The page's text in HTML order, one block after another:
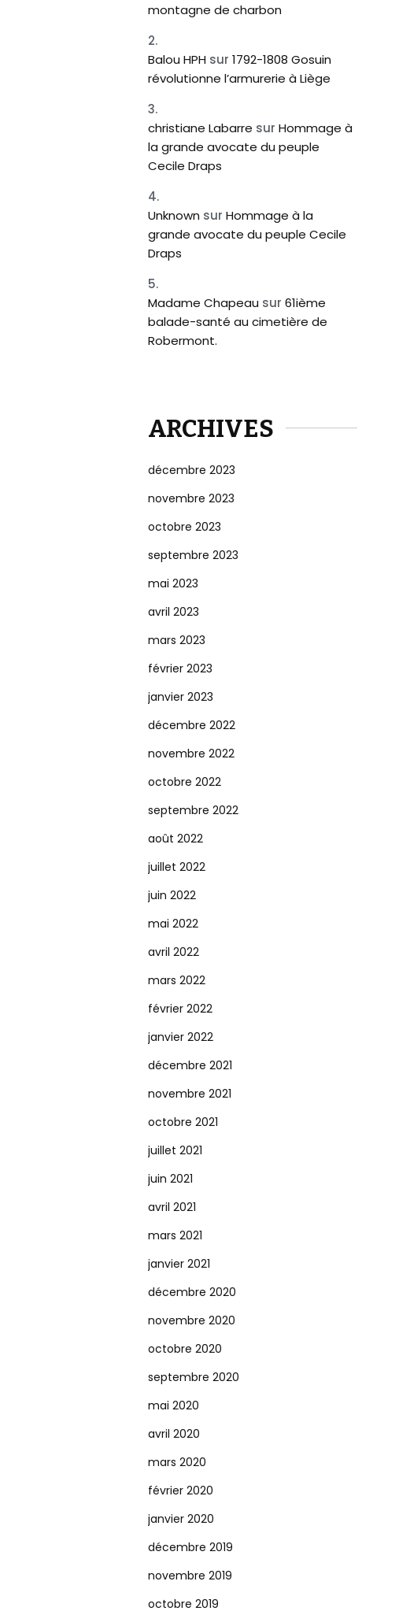
montagne de charbon
Balou HPH sur 1792-1808 Gosuin
révolutionne l’armurerie à Liège
christiane Labarre sur Hommage à
la grande avocate du peuple
Cecile Draps
Unknown sur Hommage à la
grande avocate du peuple Cecile
Draps
Madame Chapeau sur 61ième
balade-santé au cimetière de
Robermont.
ARCHIVES
décembre 2023
novembre 2023
octobre 2023
septembre 2023
mai 2023
avril 2023
mars 2023
février 2023
janvier 2023
décembre 2022
novembre 2022
octobre 2022
septembre 2022
août 2022
juillet 2022
juin 2022
mai 2022
avril 2022
mars 2022
février 2022
janvier 2022
décembre 2021
novembre 2021
octobre 2021
juillet 2021
juin 2021
avril 2021
mars 2021
janvier 2021
décembre 2020
novembre 2020
octobre 2020
septembre 2020
mai 2020
avril 2020
mars 2020
février 2020
janvier 2020
décembre 2019
novembre 2019
octobre 2019